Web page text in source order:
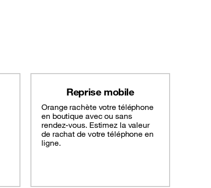
Reprise mobile
Orange rachète votre téléphone
en boutique avec ou sans
rendez-vous. Estimez la valeur
de rachat de votre téléphone en
ligne.